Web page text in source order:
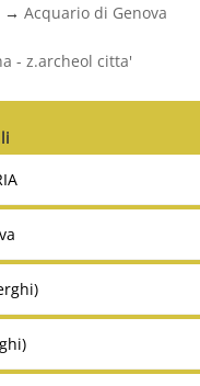
→ Acquario di Genova
- z.archeol citta'